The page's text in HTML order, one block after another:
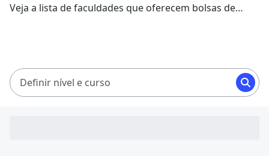
Veja a lista de faculdades que oferecem bolsas de
Definir nível e curso